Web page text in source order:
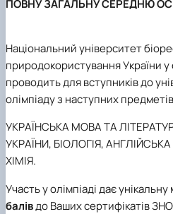
ПОВНУ ЗАГАЛЬНУ СЕРЕДНЮ
Національний університет
природокористування України у
проводить для вступників до
олімпіаду з наступних
УКРАЇНСЬКА МОВА ТА
УКРАЇНИ, БІОЛОГІЯ,
ХІМІЯ.
Участь у олімпіаді дає
балівдо Ваших сертифікатів